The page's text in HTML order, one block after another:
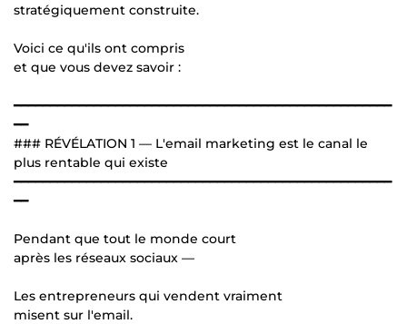
stratégiquement construite.
Voici ce qu'ils ont compris
et que vous devez savoir :
━━━━━━━━━━━━━━━━━━━━━━━━━━━━━━━━━━━━━━━━━━━━━━━━━━━━
━━
### RÉVÉLATION 1 — L'email marketing est le canal le
plus rentable qui existe
━━━━━━━━━━━━━━━━━━━━━━━━━━━━━━━━━━━━━━━━━━━━━━━━━━━━
━━
Pendant que tout le monde court
après les réseaux sociaux —
Les entrepreneurs qui vendent vraiment
misent sur l'email.